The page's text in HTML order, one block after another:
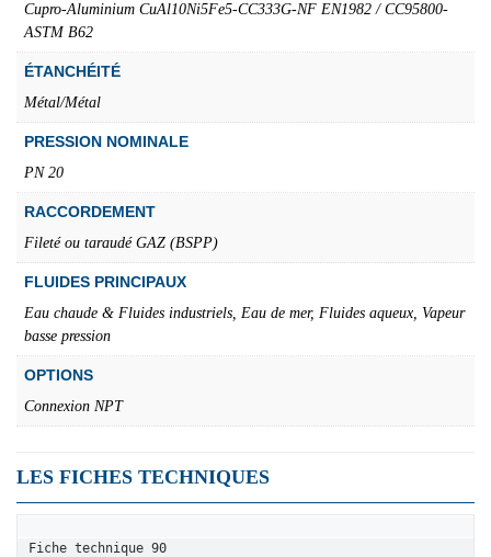
Cupro-Aluminium CuAl10Ni5Fe5-CC333G-NF EN1982 / CC95800-
ASTM B62
ÉTANCHÉITÉ
Métal/Métal
PRESSION NOMINALE
PN 20
RACCORDEMENT
Fileté ou taraudé GAZ (BSPP)
FLUIDES PRINCIPAUX
Eau chaude & Fluides industriels, Eau de mer, Fluides aqueux, Vapeur
basse pression
OPTIONS
Connexion NPT
LES FICHES TECHNIQUES
Fiche technique 90